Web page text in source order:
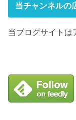
当チャンネルの
当ブログサイトは